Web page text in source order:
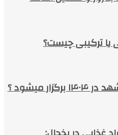
ترکیبی چیست؟
میشود ؟